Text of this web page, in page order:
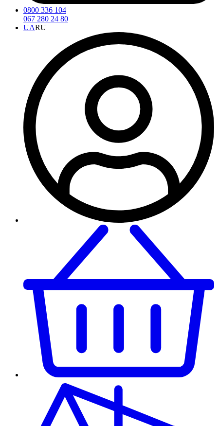
0800 336 104
067 280 24 80
UARU